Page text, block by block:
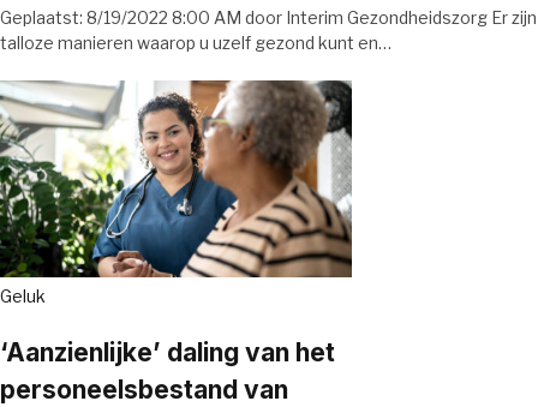
Geplaatst: 8/19/2022 8:00 AM door Interim Gezondheidszorg Er zijn
talloze manieren waarop u uzelf gezond kunt en…
Geluk
‘Aanzienlijke’ daling van het
personeelsbestand van